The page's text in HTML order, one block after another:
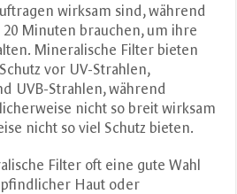
wirksam sind, während
Minuten brauchen, um ihre
Mineralische Filter bieten
vor UV-Strahlen,
UVB-Strahlen, während
nicht so breit wirksam
nicht so viel Schutz bieten.
Filter oft eine gute Wahl
Haut oder